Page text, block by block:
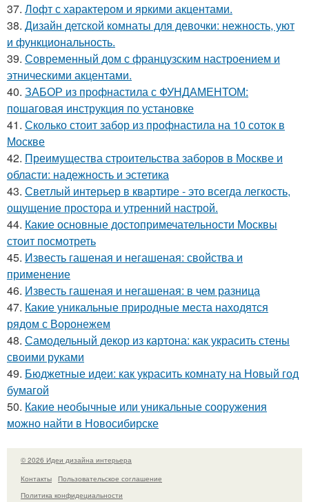
37. Лофт с характером и яркими акцентами.
38. Дизайн детской комнаты для девочки: нежность, уют
и функциональность.
39. Современный дом с французским настроением и
этническими акцентами.
40. ЗАБОР из профнастила с ФУНДАМЕНТОМ:
пошаговая инструкция по установке
41. Сколько стоит забор из профнастила на 10 соток в
Москве
42. Преимущества строительства заборов в Москве и
области: надежность и эстетика
43. Светлый интерьер в квартире - это всегда легкость,
ощущение простора и утренний настрой.
44. Какие основные достопримечательности Москвы
стоит посмотреть
45. Известь гашеная и негашеная: свойства и
применение
46. Известь гашеная и негашеная: в чем разница
47. Какие уникальные природные места находятся
рядом с Воронежем
48. Самодельный декор из картона: как украсить стены
своими руками
49. Бюджетные идеи: как украсить комнату на Новый год
бумагой
50. Какие необычные или уникальные сооружения
можно найти в Новосибирске
© 2026 Идеи дизайна интерьера
Контакты
Пользовательское соглашение
Политика конфидециальности